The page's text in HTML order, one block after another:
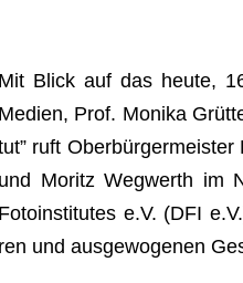
Mit Blick auf das heute,
Medien, Prof. Monika
ruft
und Moritz Weg­werth im
Foto­in­sti­tu­tes e.V. (DFI
ren und aus­ge­wo­ge­nen